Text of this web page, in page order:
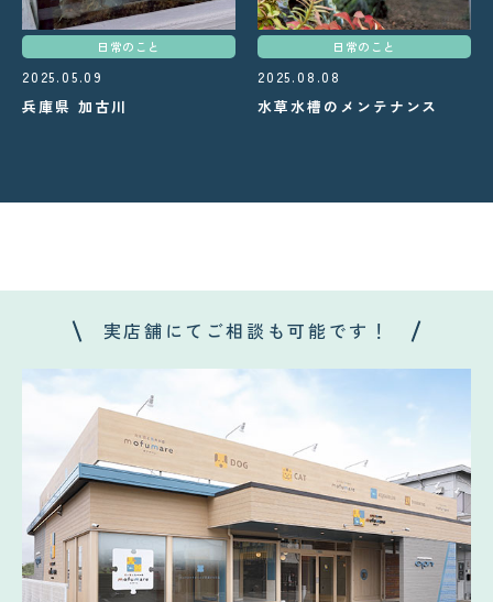
日常のこと
2025.05.09
兵庫県 加古川
日常のこと
2025.08.08
水草水槽のメンテナンス
実店舗にてご相談も可能です！